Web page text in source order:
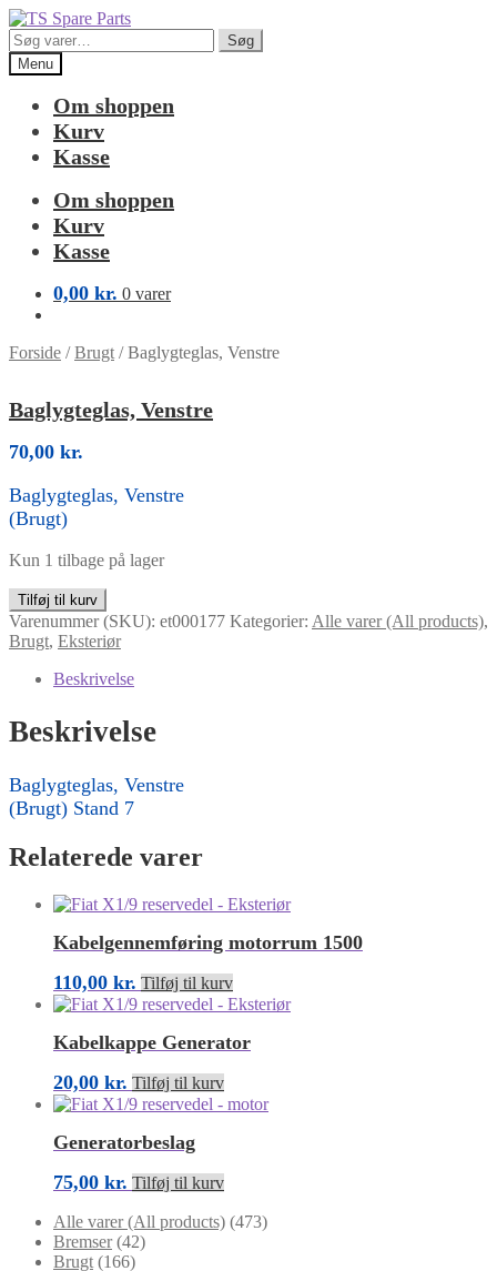
Spring
til
navigation
Spring
til
indhold
Søg
efter:
Søg
Menu
Om shoppen
Kurv
Kasse
Om shoppen
Kurv
Kasse
0,00 kr. 0 varer
Forside /Brugt /Baglygteglas, Venstre
Baglygteglas, Venstre
70,00 kr.
Baglygteglas, Venstre
(Brugt)
Kun 1 tilbage på lager
Baglygteglas,
Venstre
antal
Tilføj til kurv
Varenummer (SKU): et000177 Kategorier: Alle varer (All products),
Brugt, Eksteriør
Beskrivelse
Beskrivelse
Baglygteglas, Venstre
(Brugt) Stand 7
Relaterede varer
Kabelgennemføring motorrum 1500
110,00 kr. Tilføj til kurv
Kabelkappe Generator
20,00 kr. Tilføj til kurv
Generatorbeslag
75,00 kr. Tilføj til kurv
Alle varer (All products) (473)
Bremser (42)
Brugt (166)